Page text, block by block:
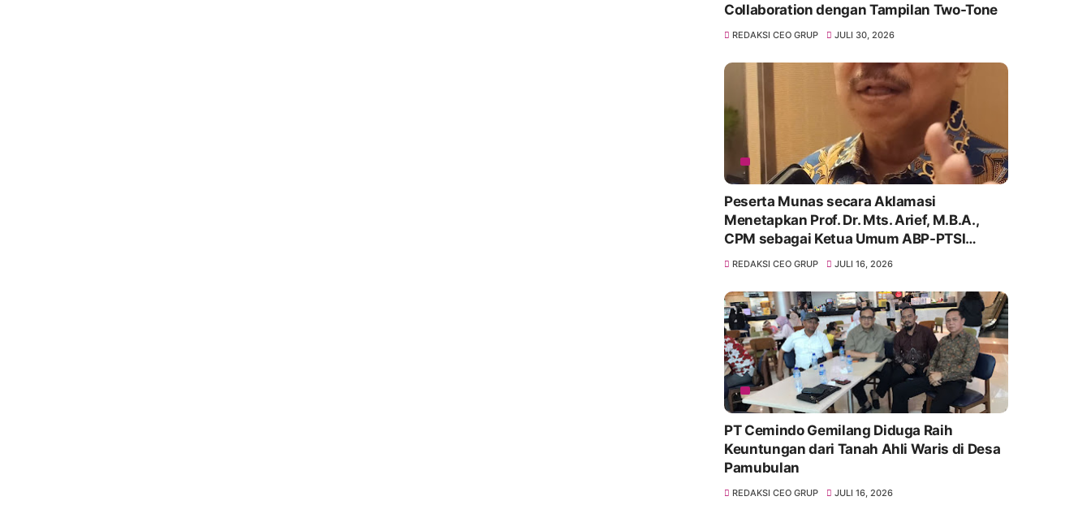
Collaboration dengan Tampilan Two-Tone
REDAKSI CEO GRUP JULI 30, 2026
Peserta Munas secara Aklamasi
Menetapkan Prof. Dr. Mts. Arief, M.B.A.,
CPM sebagai Ketua Umum ABP-PTSI
periode 2026–2031.
REDAKSI CEO GRUP JULI 16, 2026
PT Cemindo Gemilang Diduga Raih
Keuntungan dari Tanah Ahli Waris di Desa
Pamubulan
REDAKSI CEO GRUP JULI 16, 2026